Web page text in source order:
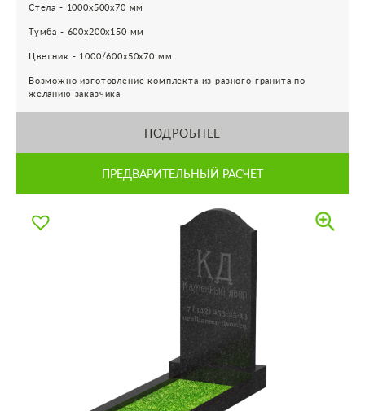
Стела - 1000х500х70 мм
Тумба - 600х200х150 мм
Цветник - 1000/600х50х70 мм
Возможно изготовление комплекта из разного гранита по
желанию заказчика
ПОДРОБНЕЕ
ПРЕДВАРИТЕЛЬНЫЙ РАСЧЕТ